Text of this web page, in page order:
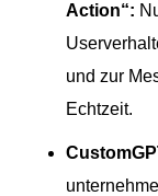
Action“:
und zur
Echtzeit.